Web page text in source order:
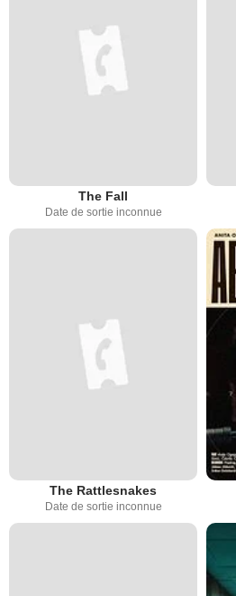
The Fall
Date de sortie inconnue
The Rattlesnakes
Date de sortie inconnue